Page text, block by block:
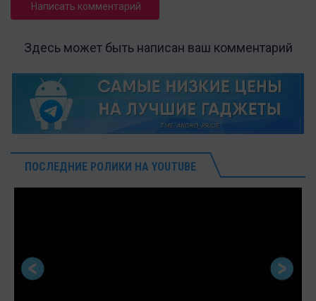
Написать комментарий
Здесь может быть написан ваш комментарий
ПОСЛЕДНИЕ РОЛИКИ НА YOUTUBE